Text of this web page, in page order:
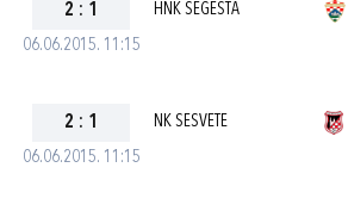
06.06.2015. 11:15
2 : 1 HNK SEGESTA
06.06.2015. 11:15
2 : 1 NK SESVETE